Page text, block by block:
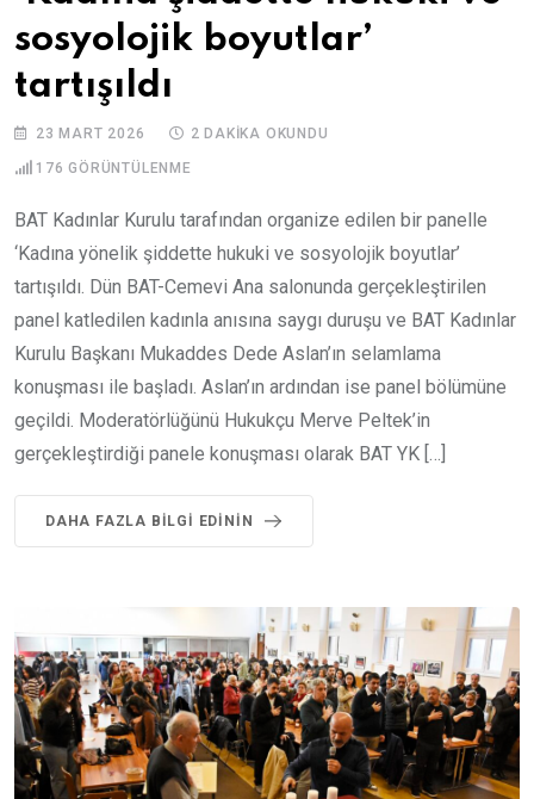
sosyolojik boyutlar’
tartışıldı
23 MART 2026 2 DAKIKA OKUNDU
176 GÖRÜNTÜLENME
BAT Kadınlar Kurulu tarafından organize edilen bir panelle
‘Kadına yönelik şiddette hukuki ve sosyolojik boyutlar’
tartışıldı. Dün BAT-Cemevi Ana salonunda gerçekleştirilen
panel katledilen kadınla anısına saygı duruşu ve BAT Kadınlar
Kurulu Başkanı Mukaddes Dede Aslan’ın selamlama
konuşması ile başladı. Aslan’ın ardından ise panel bölümüne
geçildi. Moderatörlüğünü Hukukçu Merve Peltek’in
gerçekleştirdiği panele konuşması olarak BAT YK […]
DAHA FAZLA BILGI EDININ